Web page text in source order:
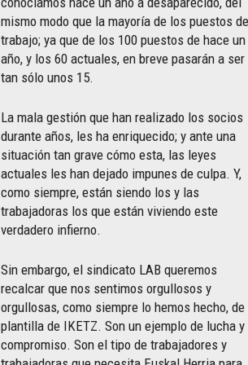
mismo modo que la mayoría de los puestos de
trabajo; ya que de los 100 puestos de hace un
año, y los 60 actuales, en breve pasarán a ser
tan sólo unos 15.
La mala gestión que han realizado los socios
durante años, les ha enriquecido; y ante una
situación tan grave cómo esta, las leyes
actuales les han dejado impunes de culpa. Y,
como siempre, están siendo los y las
trabajadoras los que están viviendo este
verdadero infierno.
Sin embargo, el sindicato LAB queremos
recalcar que nos sentimos orgullosos y
orgullosas, como siempre lo hemos hecho, de
plantilla de IKETZ. Son un ejemplo de lucha y
compromiso. Son el tipo de trabajadores y